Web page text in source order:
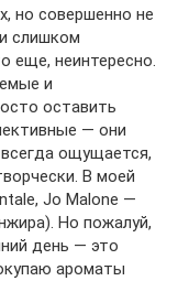
но совершенно не
слишком
еще, неинтересно.
и
оставить
— они
ощущается,
В моей
Jo Malone —
Но пожалуй,
день — это
ароматы